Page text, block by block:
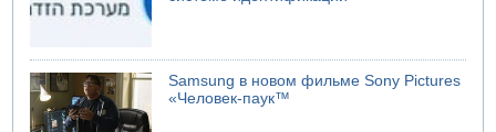
Samsung в новом фильме Sony Pictures
«Человек-паук™